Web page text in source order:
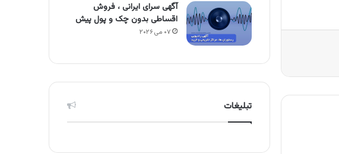
آگهی سرای ایرانی ، فروش
اقساطی بدون چک و پول پیش
۰۷ می ۲۰۲۶
تبلیغات